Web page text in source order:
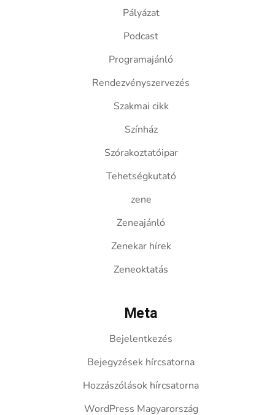
Pályázat
Podcast
Programajánló
Rendezvényszervezés
Szakmai cikk
Színház
Szórakoztatóipar
Tehetségkutató
zene
Zeneajánló
Zenekar hírek
Zeneoktatás
Meta
Bejelentkezés
Bejegyzések hírcsatorna
Hozzászólások hírcsatorna
WordPress Magyarország